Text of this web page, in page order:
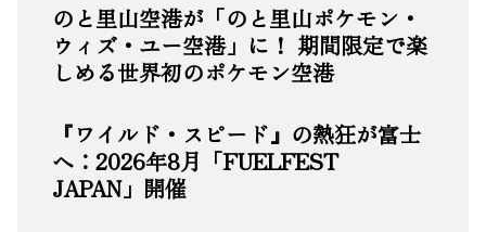
のと里山空港が「のと里山ポケモン・
ウィズ・ユー空港」に！ 期間限定で楽
しめる世界初のポケモン空港
『ワイルド・スピード』の熱狂が富士
へ：2026年8月「FUELFEST
JAPAN」開催